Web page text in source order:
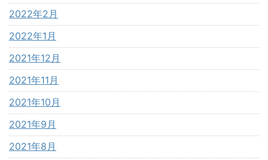
2022年2月
2022年1月
2021年12月
2021年11月
2021年10月
2021年9月
2021年8月